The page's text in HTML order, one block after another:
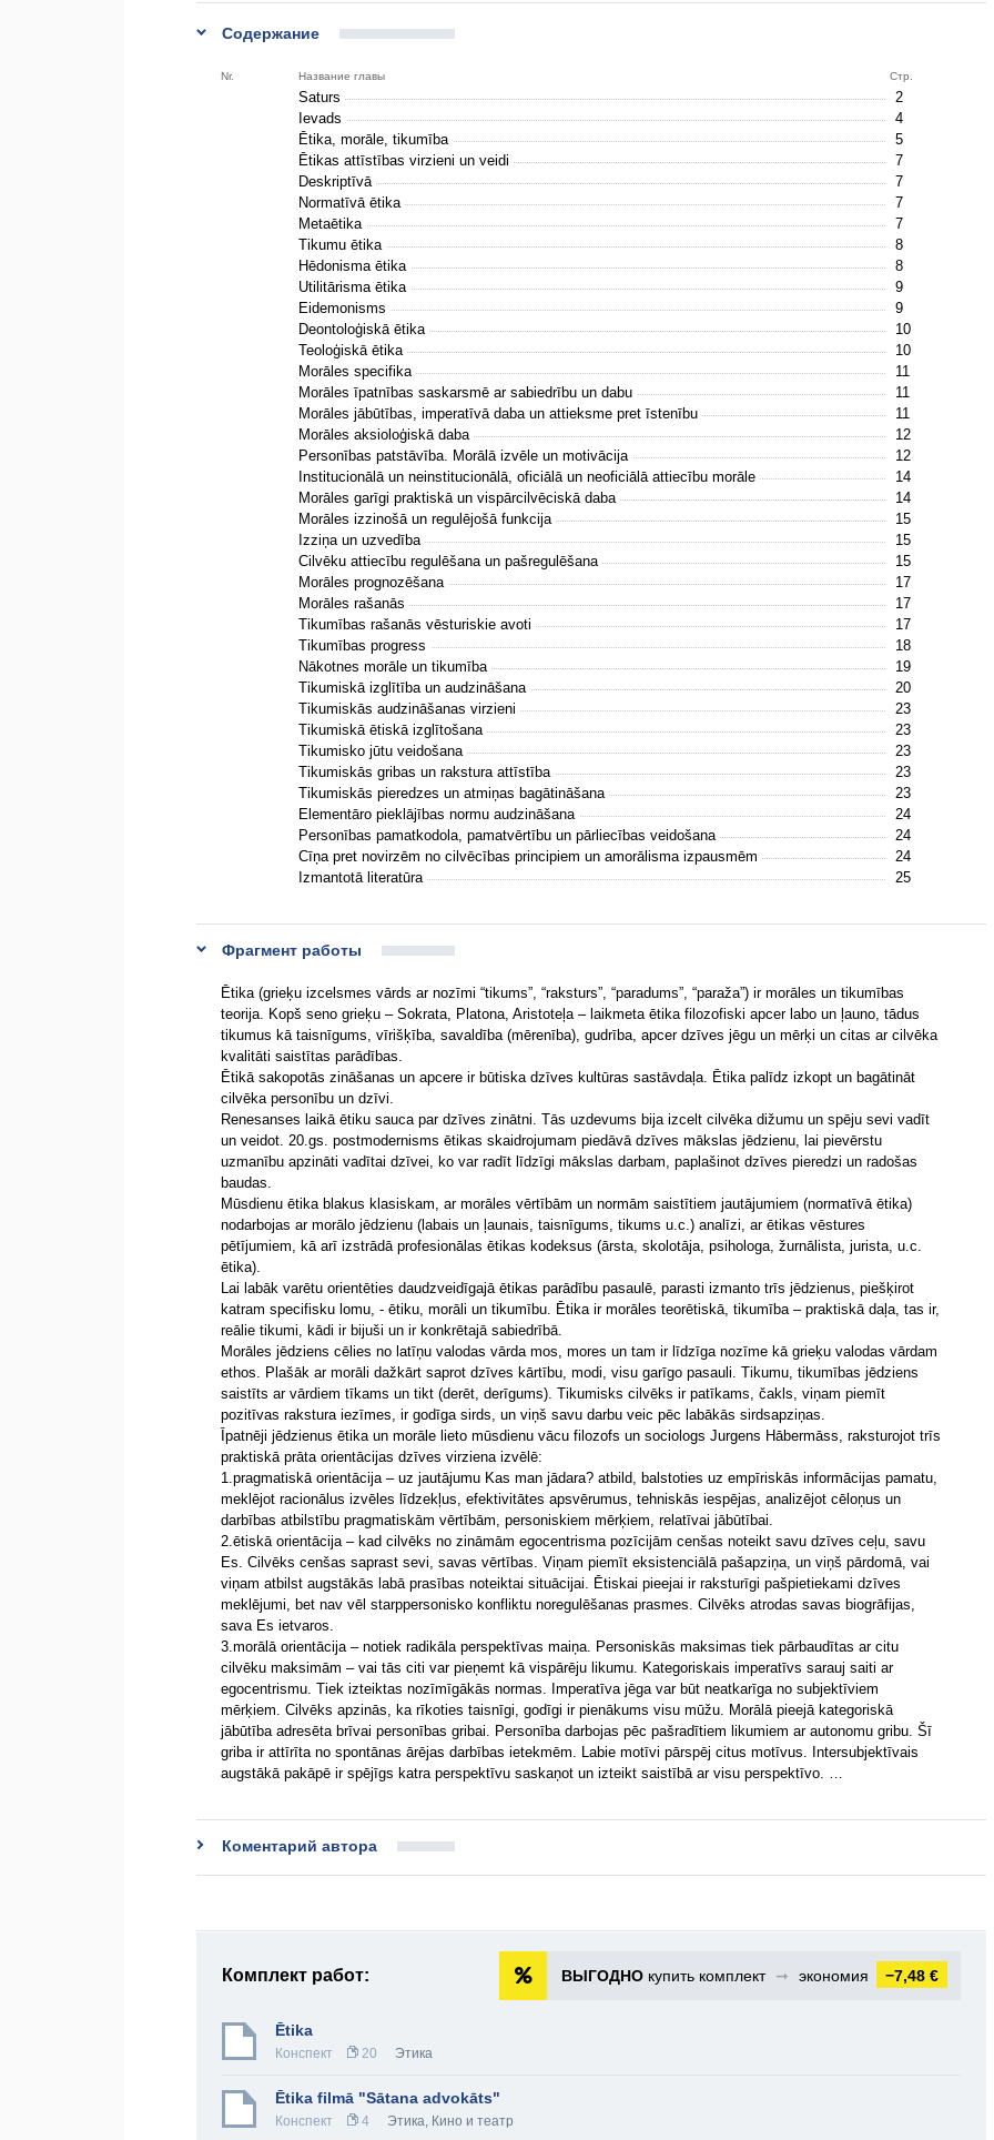
Содержание
Nr. Название главы Стр.
Saturs
2
Ievads
4
Ētika, morāle, tikumība
5
Ētikas attīstības virzieni un veidi
7
Deskriptīvā
7
Normatīvā ētika
7
Metaētika
7
Tikumu ētika
8
Hēdonisma ētika
8
Utilitārisma ētika
9
Eidemonisms
9
Deontoloģiskā ētika
10
Teoloģiskā ētika
10
Morāles specifika
11
Morāles īpatnības saskarsmē ar sabiedrību un dabu
11
Morāles jābūtības, imperatīvā daba un attieksme pret īstenību
11
Morāles aksioloģiskā daba
12
Personības patstāvība. Morālā izvēle un motivācija
12
Institucionālā un neinstitucionālā, oficiālā un neoficiālā attiecību morāle
14
Morāles garīgi praktiskā un vispārcilvēciskā daba
14
Morāles izzinošā un regulējošā funkcija
15
Izziņa un uzvedība
15
Cilvēku attiecību regulēšana un pašregulēšana
15
Morāles prognozēšana
17
Morāles rašanās
17
Tikumības rašanās vēsturiskie avoti
17
Tikumības progress
18
Nākotnes morāle un tikumība
19
Tikumiskā izglītība un audzināšana
20
Tikumiskās audzināšanas virzieni
23
Tikumiskā ētiskā izglītošana
23
Tikumisko jūtu veidošana
23
Tikumiskās gribas un rakstura attīstība
23
Tikumiskās pieredzes un atmiņas bagātināšana
23
Elementāro pieklājības normu audzināšana
24
Personības pamatkodola, pamatvērtību un pārliecības veidošana
24
Cīņa pret novirzēm no cilvēcības principiem un amorālisma izpausmēm
24
Izmantotā literatūra
25
Фрагмент работы
Ētika (grieķu izcelsmes vārds ar nozīmi “tikums”, “raksturs”, “paradums”, “paraža”) ir morāles un tikumības
teorija. Kopš seno grieķu – Sokrata, Platona, Aristoteļa – laikmeta ētika filozofiski apcer labo un ļauno, tādus
tikumus kā taisnīgums, vīrišķība, savaldība (mērenība), gudrība, apcer dzīves jēgu un mērķi un citas ar cilvēka
kvalitāti saistītas parādības.
Ētikā sakopotās zināšanas un apcere ir būtiska dzīves kultūras sastāvdaļa. Ētika palīdz izkopt un bagātināt
cilvēka personību un dzīvi.
Renesanses laikā ētiku sauca par dzīves zinātni. Tās uzdevums bija izcelt cilvēka dižumu un spēju sevi vadīt
un veidot. 20.gs. postmodernisms ētikas skaidrojumam piedāvā dzīves mākslas jēdzienu, lai pievērstu
uzmanību apzināti vadītai dzīvei, ko var radīt līdzīgi mākslas darbam, paplašinot dzīves pieredzi un radošas
baudas.
Mūsdienu ētika blakus klasiskam, ar morāles vērtībām un normām saistītiem jautājumiem (normatīvā ētika)
nodarbojas ar morālo jēdzienu (labais un ļaunais, taisnīgums, tikums u.c.) analīzi, ar ētikas vēstures
pētījumiem, kā arī izstrādā profesionālas ētikas kodeksus (ārsta, skolotāja, psihologa, žurnālista, jurista, u.c.
ētika).
Lai labāk varētu orientēties daudzveidīgajā ētikas parādību pasaulē, parasti izmanto trīs jēdzienus, piešķirot
katram specifisku lomu, - ētiku, morāli un tikumību. Ētika ir morāles teorētiskā, tikumība – praktiskā daļa, tas ir,
reālie tikumi, kādi ir bijuši un ir konkrētajā sabiedrībā.
Morāles jēdziens cēlies no latīņu valodas vārda mos, mores un tam ir līdzīga nozīme kā grieķu valodas vārdam
ethos. Plašāk ar morāli dažkārt saprot dzīves kārtību, modi, visu garīgo pasauli. Tikumu, tikumības jēdziens
saistīts ar vārdiem tīkams un tikt (derēt, derīgums). Tikumisks cilvēks ir patīkams, čakls, viņam piemīt
pozitīvas rakstura iezīmes, ir godīga sirds, un viņš savu darbu veic pēc labākās sirdsapziņas.
Īpatnēji jēdzienus ētika un morāle lieto mūsdienu vācu filozofs un sociologs Jurgens Hābermāss, raksturojot trīs
praktiskā prāta orientācijas dzīves virziena izvēlē:
1.pragmatiskā orientācija – uz jautājumu Kas man jādara? atbild, balstoties uz empīriskās informācijas pamatu,
meklējot racionālus izvēles līdzekļus, efektivitātes apsvērumus, tehniskās iespējas, analizējot cēloņus un
darbības atbilstību pragmatiskām vērtībām, personiskiem mērķiem, relatīvai jābūtībai.
2.ētiskā orientācija – kad cilvēks no zināmām egocentrisma pozīcijām cenšas noteikt savu dzīves ceļu, savu
Es. Cilvēks cenšas saprast sevi, savas vērtības. Viņam piemīt eksistenciālā pašapziņa, un viņš pārdomā, vai
viņam atbilst augstākās labā prasības noteiktai situācijai. Ētiskai pieejai ir raksturīgi pašpietiekami dzīves
meklējumi, bet nav vēl starppersonisko konfliktu noregulēšanas prasmes. Cilvēks atrodas savas biogrāfijas,
sava Es ietvaros.
3.morālā orientācija – notiek radikāla perspektīvas maiņa. Personiskās maksimas tiek pārbaudītas ar citu
cilvēku maksimām – vai tās citi var pieņemt kā vispārēju likumu. Kategoriskais imperatīvs sarauj saiti ar
egocentrismu. Tiek izteiktas nozīmīgākās normas. Imperatīva jēga var būt neatkarīga no subjektīviem
mērķiem. Cilvēks apzinās, ka rīkoties taisnīgi, godīgi ir pienākums visu mūžu. Morālā pieejā kategoriskā
jābūtība adresēta brīvai personības gribai. Personība darbojas pēc pašradītiem likumiem ar autonomu gribu. Šī
griba ir attīrīta no spontānas ārējas darbības ietekmēm. Labie motīvi pārspēj citus motīvus. Intersubjektīvais
augstākā pakāpē ir spējīgs katra perspektīvu saskaņot un izteikt saistībā ar visu perspektīvo. …
Коментарий автора
Комплект работ: ВЫГОДНО купить комплект ➞ экономия −7,48 €
Ētika
Конспект 20 Этика
Ētika filmā "Sātana advokāts"
Конспект 4 Этика, Кино и театр